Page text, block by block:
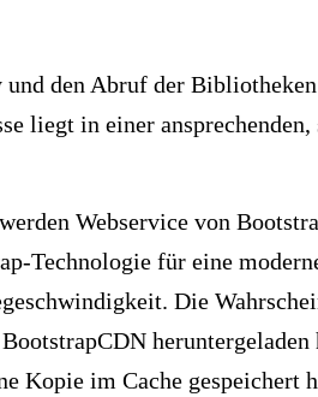
den Abruf der
liegt in einer
Webservice von
Technologie für eine
Die
Kopie im Cache gespeichert